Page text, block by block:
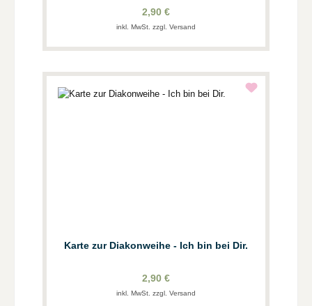
2,90 €
inkl. MwSt. zzgl. Versand
Karte zur Diakonweihe - Ich bin bei Dir.
2,90 €
inkl. MwSt. zzgl. Versand